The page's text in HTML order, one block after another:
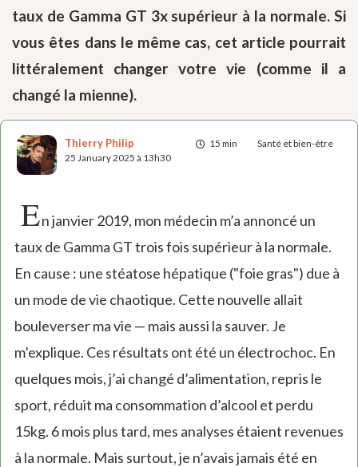
taux de Gamma GT 3x supérieur à la normale. Si
vous êtes dans le même cas, cet article pourrait
littéralement changer votre vie (comme il a
changé la mienne).
15 min Santé et bien-être
Thierry Philip
25 January 2025 à 13h30
En janvier 2019, mon médecin m’a annoncé un
taux de Gamma GT trois fois supérieur à la normale.
En cause : une stéatose hépatique ("foie gras") due à
un mode de vie chaotique. Cette nouvelle allait
bouleverser ma vie — mais aussi la sauver. Je
m’explique. Ces résultats ont été un électrochoc. En
quelques mois, j’ai changé d’alimentation, repris le
sport, réduit ma consommation d’alcool et perdu
15kg. 6 mois plus tard, mes analyses étaient revenues
à la normale. Mais surtout, je n’avais jamais été en